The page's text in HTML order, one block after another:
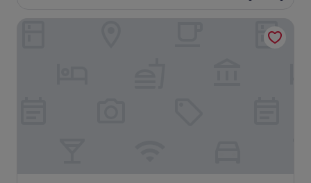
Bewertungen)